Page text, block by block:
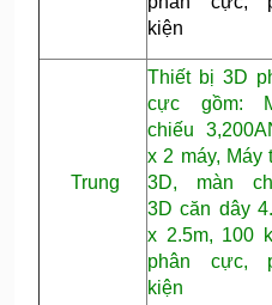
kiện
Trung
Thiết bị 3D
cực gồm:
chiếu
x 2 máy, Máy
3D, màn
3D căn dây
x 2.5m, 100
phân cực,
kiện